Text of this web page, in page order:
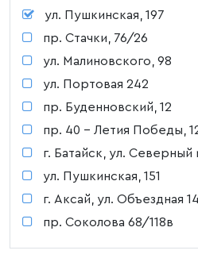
ул. Пушкинская, 197
пр. Стачки, 76/26
ул. Малиновского, 98
ул. Портовая 242
пр. Буденновский, 12
пр. 40 - Летия Победы,
г. Батайск, ул. Северный
ул. Пушкинская, 151
г. Аксай, ул. Объездная 14
пр. Соколова 68/118в